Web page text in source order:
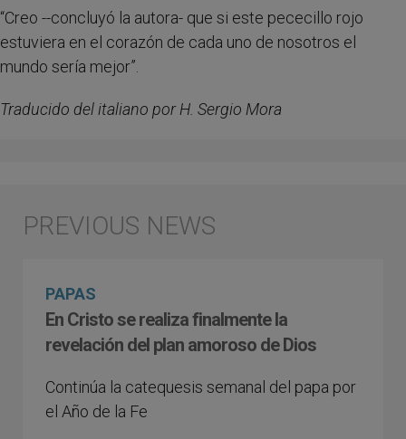
“Creo --concluyó la autora- que si este pececillo rojo
estuviera en el corazón de cada uno de nosotros el
mundo sería mejor”.
Traducido del italiano por H. Sergio Mora
PAPAS
En Cristo se realiza finalmente la
revelación del plan amoroso de Dios
Continúa la catequesis semanal del papa por
el Año de la Fe